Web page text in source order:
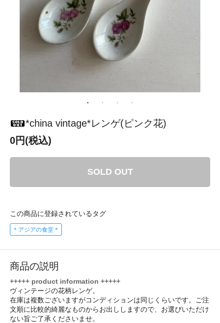
*china vintage*レンゲ(ピンク花)
0円(税込)
SOLD OUT
この商品に登録されているタグ
＊アジアの食堂＊
商品の説明
+++++ product information +++++
ヴィンテージの花柄レンゲ。
在庫は複数ございますがコンディションは同じくらいです。ご注
文順に比較的綺麗なものからお出ししますので、お選びいただけ
ない旨ご了承くださいませ。